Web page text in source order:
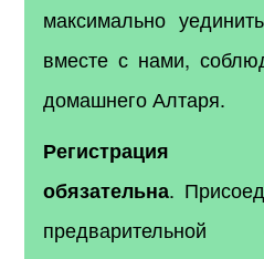
максимально
вместе с нами,
домашнего Алтаря.
Регистрация
обязательна.